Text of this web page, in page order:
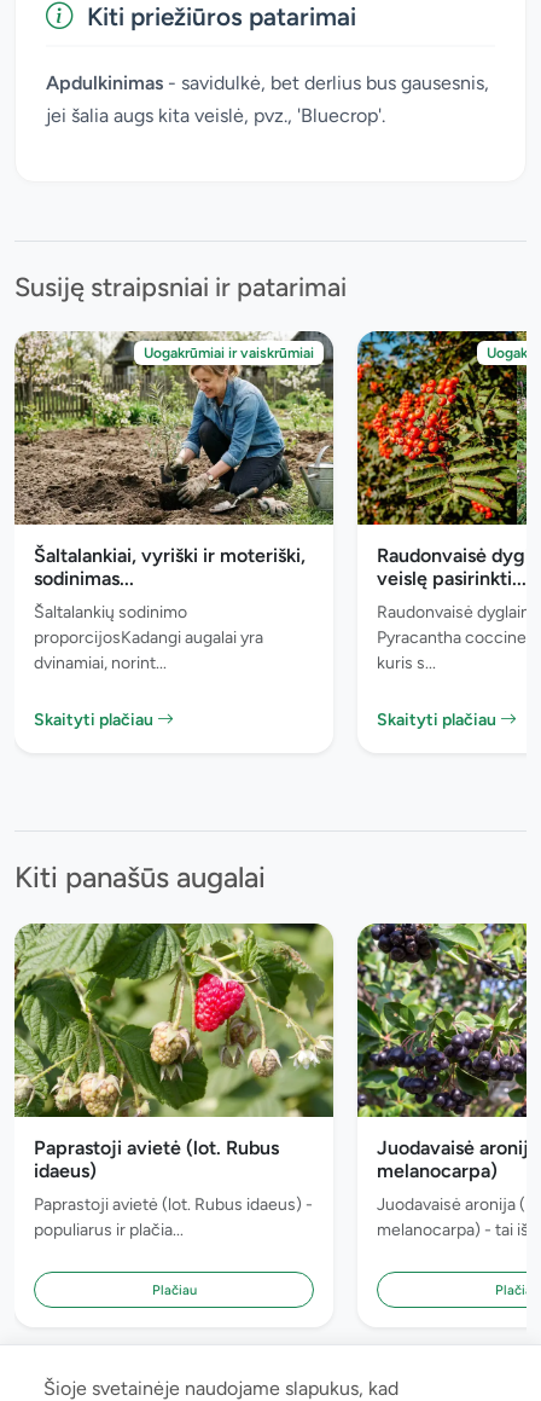
Kiti priežiūros patarimai
Apdulkinimas - savidulkė, bet derlius bus gausesnis,
jei šalia augs kita veislė, pvz., 'Bluecrop'.
Susiję straipsniai ir patarimai
Uogakrūmiai ir vaiskrūmiai
Šaltalankiai, vyriški ir moteriški,
sodinimas...
Šaltalankių sodinimo
proporcijosKadangi augalai yra
dvinamiai, norint...
Skaityti plačiau
Raudonvaisė
veislę pasirinkti...
Raudonvaisė
Pyracantha
kuris s...
Skaityti plačiau
Kiti panašūs augalai
Paprastoji avietė (lot. Rubus
idaeus)
Paprastoji avietė (lot. Rubus idaeus) -
populiarus ir plačia...
Plačiau
Juodavaisė
melanocarpa)
Juodavaisė aronija
melanocarpa) - tai iš
Plačiau
Šioje svetainėje naudojame slapukus, kad